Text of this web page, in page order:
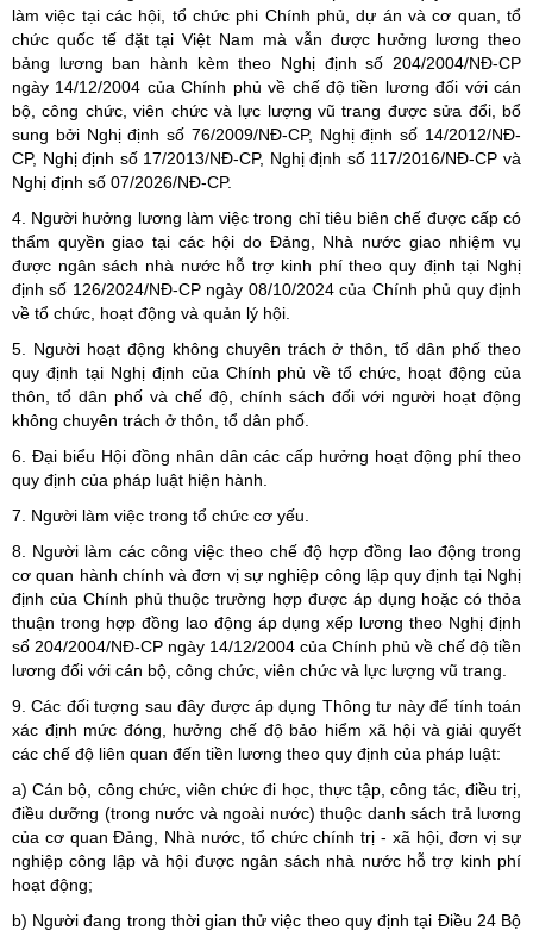
làm việc tại các hội, tổ chức phi Chính phủ, dự án và cơ quan, tổ
chức quốc tế đặt tại Việt Nam mà vẫn được hưởng lương theo
bảng lương ban hành kèm theo Nghị định số 204/2004/NĐ-CP
ngày 14/12/2004 của Chính phủ về chế độ tiền lương đối với cán
bộ, công chức, viên chức và lực lượng vũ trang được sửa đổi, bổ
sung bởi Nghị định số 76/2009/NĐ-CP, Nghị định số 14/2012/NĐ-
CP, Nghị định số 17/2013/NĐ-CP, Nghị định số 117/2016/NĐ-CP và
Nghị định số 07/2026/NĐ-CP.
4. Người hưởng lương làm việc trong chỉ tiêu biên chế được cấp có
thẩm quyền giao tại các hội do Đảng, Nhà nước giao nhiệm vụ
được ngân sách nhà nước hỗ trợ kinh phí theo quy định tại Nghị
định số 126/2024/NĐ-CP ngày 08/10/2024 của Chính phủ quy định
về tổ chức, hoạt động và quản lý hội.
5. Người hoạt động không chuyên trách ở thôn, tổ dân phố theo
quy định tại Nghị định của Chính phủ về tổ chức, hoạt động của
thôn, tổ dân phố và chế độ, chính sách đối với người hoạt động
không chuyên trách ở thôn, tổ dân phố.
6. Đại biểu Hội đồng nhân dân các cấp hưởng hoạt động phí theo
quy định của pháp luật hiện hành.
7. Người làm việc trong tổ chức cơ yếu.
8. Người làm các công việc theo chế độ hợp đồng lao động trong
cơ quan hành chính và đơn vị sự nghiệp công lập quy định tại Nghị
định của Chính phủ thuộc trường hợp được áp dụng hoặc có thỏa
thuận trong hợp đồng lao động áp dụng xếp lương theo Nghị định
số 204/2004/NĐ-CP ngày 14/12/2004 của Chính phủ về chế độ tiền
lương đối với cán bộ, công chức, viên chức và lực lượng vũ trang.
9. Các đối tượng sau đây được áp dụng Thông tư này để tính toán
xác định mức đóng, hưởng chế độ bảo hiểm xã hội và giải quyết
các chế độ liên quan đến tiền lương theo quy định của pháp luật:
a) Cán bộ, công chức, viên chức đi học, thực tập, công tác, điều trị,
điều dưỡng (trong nước và ngoài nước) thuộc danh sách trả lương
của cơ quan Đảng, Nhà nước, tổ chức chính trị - xã hội, đơn vị sự
nghiệp công lập và hội được ngân sách nhà nước hỗ trợ kinh phí
hoạt động;
b) Người đang trong thời gian thử việc theo quy định tại Điều 24 Bộ